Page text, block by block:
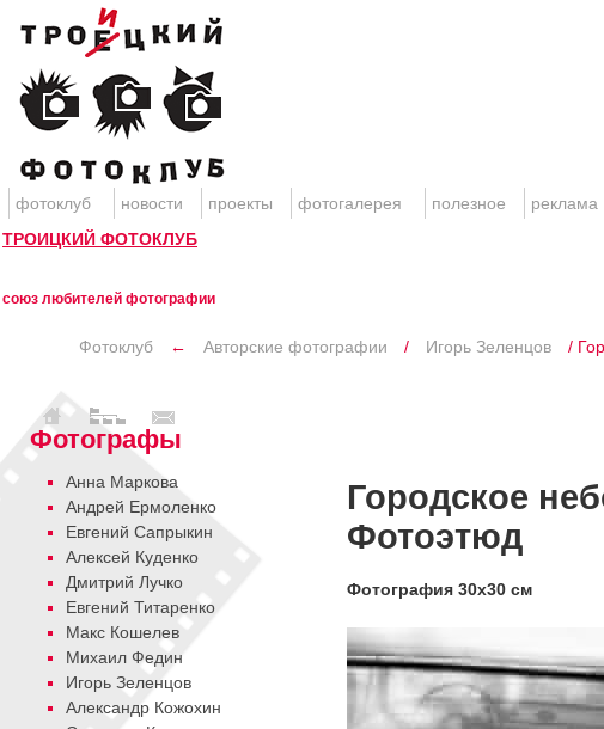
фотоклуб новости проекты фотогалерея полезное реклама
ТРОИЦКИЙ ФОТОКЛУБ
союз любителей фотографии
Фотоклуб ← Авторские фотографии / Игорь Зеленцов
/
Фотографы
Анна Маркова
Андрей Ермоленко
Евгений Сапрыкин
Алексей Куденко
Дмитрий Лучко
Евгений Титаренко
Макс Кошелев
Михаил Федин
Игорь Зеленцов
Александр Кожохин
Городское
Фотоэтюд
Фотография 30х30 см